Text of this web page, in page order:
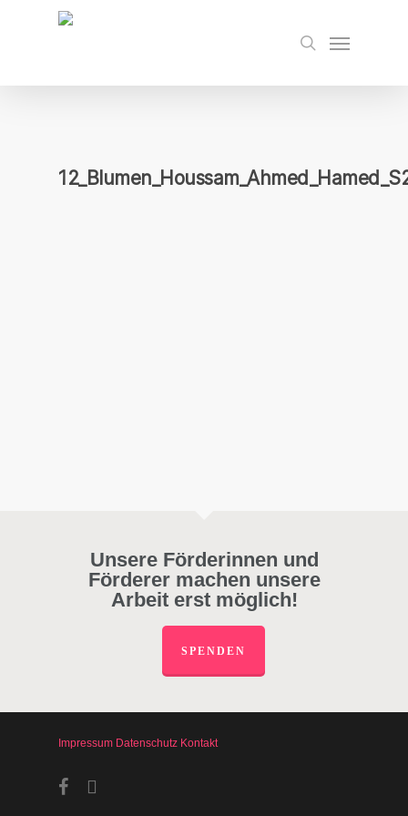
search
Menu
Unsere Förderinnen und
Förderer machen unsere
Arbeit erst möglich!
SPENDEN
Impressum Datenschutz Kontakt
facebookinstagram